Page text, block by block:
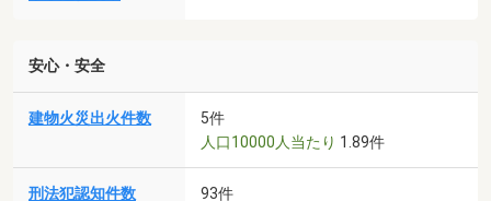
安心・安全
建物火災出火件数
5件
人口10000人当たり 1.89件
刑法犯認知件数 93件